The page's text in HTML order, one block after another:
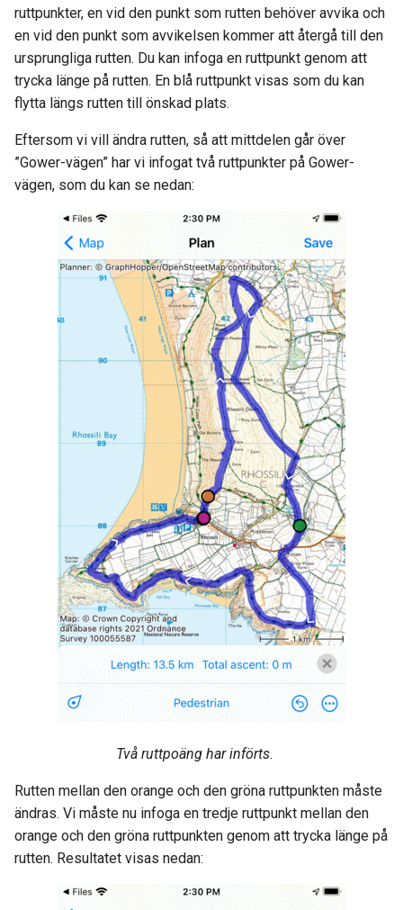
ruttpunkter, en vid den punkt som rutten behöver avvika och
en vid den punkt som avvikelsen kommer att återgå till den
ursprungliga rutten. Du kan infoga en ruttpunkt genom att
trycka länge på rutten. En blå ruttpunkt visas som du kan
flytta längs rutten till önskad plats.
Eftersom vi vill ändra rutten, så att mittdelen går över
”Gower-vägen” har vi infogat två ruttpunkter på Gower-
vägen, som du kan se nedan:
Två ruttpoäng har införts.
Rutten mellan den orange och den gröna ruttpunkten måste
ändras. Vi måste nu infoga en tredje ruttpunkt mellan den
orange och den gröna ruttpunkten genom att trycka länge på
rutten. Resultatet visas nedan: